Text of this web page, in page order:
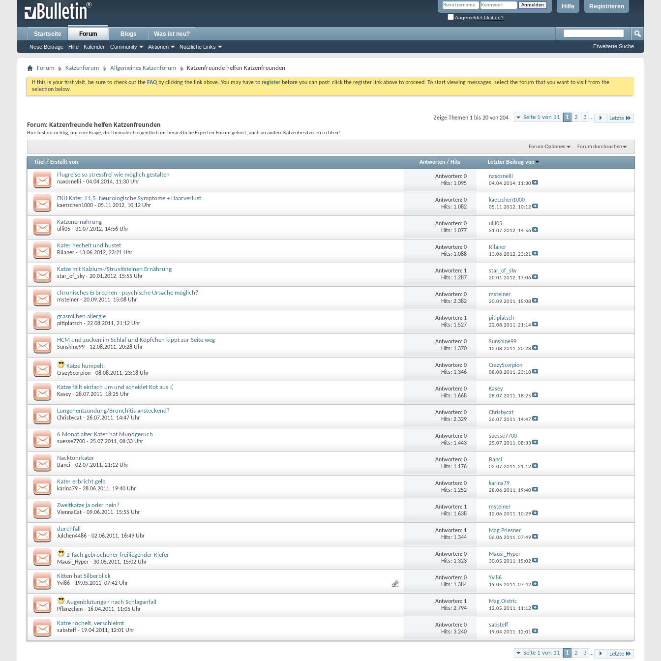
Registrieren
Hilfe
Angemeldet bleiben?
Startseite Forum
Neue Beiträge Hilfe Kalender Community Aktionen Nützliche Links
Blogs Was ist neu?
Erweiterte Suche
Forum Katzenforum Allgemeines Katzenforum Katzenfreunde helfen Katzenfreunden
If this is your first visit, be sure to check out the FAQ by clicking the link above. You may have to register before you can post: click the register link above to proceed. To start viewing messages, select the forum that you want to visit from the
selection below.
Seite 1 von 11 1 2 3 ... Letzte
Zeige Themen 1 bis 20 von 204
Forum: Katzenfreunde helfen Katzenfreunden
Hier bist du richtig, um eine Frage, die thematisch eigentlich ins tierärztliche Experten-Forum gehört, auch an andere Katzenbesitzer zu richten!
Forum-Optionen Forum durchsuchen
Titel / Erstellt von Antworten/ Hits Letzter Beitrag von
Flugreise so stressfrei wie möglich gestalten
naxosnelli - 04.04.2014, 11:30 Uhr
Antworten: 0
Hits: 1.095
naxosnelli
04.04.2014, 11:30
EKH Kater 11,5: Neurologische Symptome + Haarverlust
kaetzchen1000 - 05.11.2012, 10:12 Uhr
Antworten: 0
Hits: 1.082
kaetzchen1000
05.11.2012, 10:12
Katzenernährung
ulli05 - 31.07.2012, 14:56 Uhr
Antworten: 0
Hits: 1.077
ulli05
31.07.2012, 14:56
Kater hechelt und hustet
Rilaner - 13.06.2012, 23:21 Uhr
Antworten: 0
Hits: 1.088
Rilaner
13.06.2012, 23:21
Katze mit Kalzium-/Struvitsteinen Ernährung
star_of_sky- 20.01.2012, 15:55 Uhr
Antworten: 1
Hits: 1.287
star_of_sky
20.01.2012, 17:06
chronisches Erbrechen - psychische Ursache möglich?
msteiner - 20.09.2011, 15:08 Uhr
Antworten: 0
Hits: 2.382
msteiner
20.09.2011, 15:08
grasmilben allergie
pitiplatsch - 22.08.2011, 21:12 Uhr
Antworten: 1
Hits: 1.527
pitiplatsch
22.08.2011, 21:14
HCM und zucken im Schlaf und Köpfchen kippt zur Seite weg
Sunshine99 - 12.08.2011, 20:28 Uhr
Antworten: 0
Hits: 1.370
Sunshine99
12.08.2011, 20:28
Katze humpelt.
CrazyScorpion - 08.08.2011, 23:18 Uhr
Antworten: 0
Hits: 1.346
CrazyScorpion
08.08.2011, 23:18
Katze fällt einfach um und scheidet Kot aus :(
Kasey- 28.07.2011, 18:25 Uhr
Antworten: 0
Hits: 1.668
Kasey
28.07.2011, 18:25
Lungenentzündung/Bronchitis ansteckend?
Chrisbycat - 26.07.2011, 14:47 Uhr
Antworten: 0
Hits: 2.329
Chrisbycat
26.07.2011, 14:47
6 Monat alter Kater hat Mundgeruch
suesse7700 - 25.07.2011, 08:33 Uhr
Antworten: 0
Hits: 1.443
suesse7700
25.07.2011, 08:33
Nacktohrkater
Banci - 02.07.2011, 21:12 Uhr
Antworten: 0
Hits: 1.176
Banci
02.07.2011, 21:12
Kater erbricht gelb
karina79 - 28.06.2011, 19:40 Uhr
Antworten: 0
Hits: 1.252
karina79
28.06.2011, 19:40
Zweitkatze ja oder nein?
ViennaCat - 09.06.2011, 15:55 Uhr
Antworten: 1
Hits: 1.638
msteiner
12.06.2011, 10:29
durchfall
Julchen4486 - 02.06.2011, 16:49 Uhr
Antworten: 1
Hits: 1.344
Mag.Priesner
06.06.2011, 07:49
2-fach gebrochener freiliegender Kiefer
Mausi_Hyper - 30.05.2011, 15:02 Uhr
Antworten: 0
Hits: 1.323
Mausi_Hyper
30.05.2011, 15:02
Kitten hat Silberblick
Yvi86 - 19.05.2011, 07:42 Uhr
Antworten: 0
Hits: 1.384
Yvi86
19.05.2011, 07:42
Augenblutungen nach Schlaganfall
Pflänzchen - 16.04.2011, 11:05 Uhr
Antworten: 1
Hits: 2.794
Mag.Oistric
12.05.2011, 11:12
Katze röchelt, verschleimt
sabsteff - 19.04.2011, 12:01 Uhr
Antworten: 0
Hits: 3.240
sabsteff
19.04.2011, 12:01
Seite 1 von 11 1 2 3 ... Letzte